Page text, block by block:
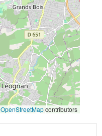
OpenStreetMapcontributors